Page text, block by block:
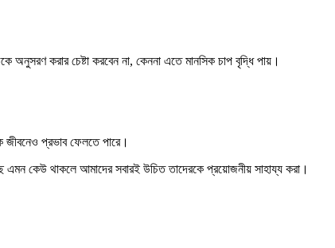
করার চেষ্টা করবেন না, কেননা এতে মানসিক চাপ বৃদ্ধি পায়।
জীবনেও প্রভাব ফেলতে পারে।
এমন কেউ থাকলে আমাদের সবারই উচিত তাদেরকে প্রয়োজনীয় সাহায্য করা।